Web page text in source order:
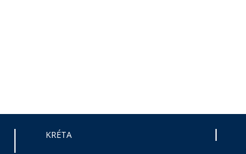
KRÉTA